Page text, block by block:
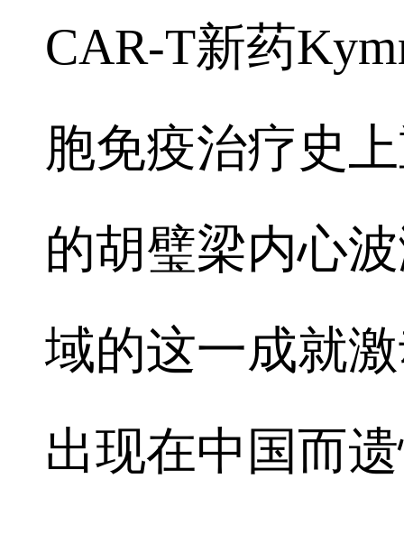
CAR-T新药
胞免疫治疗史
的胡璧梁内心
域的这一成就
出现在中国而